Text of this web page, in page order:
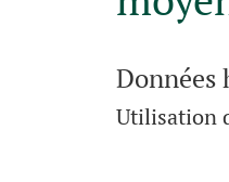
Données
Utilisation